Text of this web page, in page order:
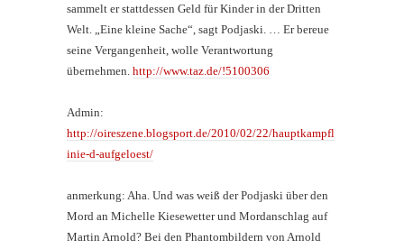
sammelt er stattdessen Geld für Kinder in der Dritten
Welt. „Eine kleine Sache“, sagt Podjaski. … Er bereue
seine Vergangenheit, wolle Verantwortung
übernehmen. http://www.taz.de/!5100306
Admin:
http://oireszene.blogsport.de/2010/02/22/hauptkampfl
inie-d-aufgeloest/
anmerkung: Aha. Und was weiß der Podjaski über den
Mord an Michelle Kiesewetter und Mordanschlag auf
Martin Arnold? Bei den Phantombildern von Arnold